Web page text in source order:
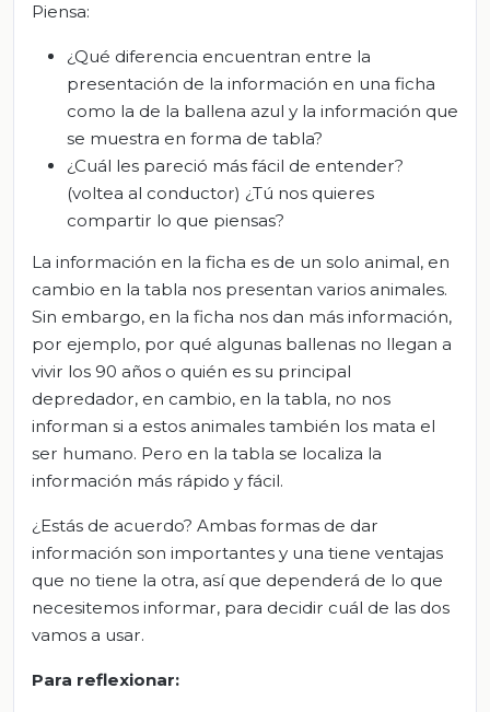
Piensa:
¿Qué diferencia encuentran entre la
presentación de la información en una ficha
como la de la ballena azul y la información que
se muestra en forma de tabla?
¿Cuál les pareció más fácil de entender?
(voltea al conductor) ¿Tú nos quieres
compartir lo que piensas?
La información en la ficha es de un solo animal, en
cambio en la tabla nos presentan varios animales.
Sin embargo, en la ficha nos dan más información,
por ejemplo, por qué algunas ballenas no llegan a
vivir los 90 años o quién es su principal
depredador, en cambio, en la tabla, no nos
informan si a estos animales también los mata el
ser humano. Pero en la tabla se localiza la
información más rápido y fácil.
¿Estás de acuerdo? Ambas formas de dar
información son importantes y una tiene ventajas
que no tiene la otra, así que dependerá de lo que
necesitemos informar, para decidir cuál de las dos
vamos a usar.
Para reflexionar: